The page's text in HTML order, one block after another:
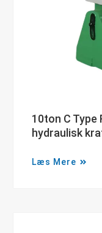
10ton C
hydraulisk
Læs Mere